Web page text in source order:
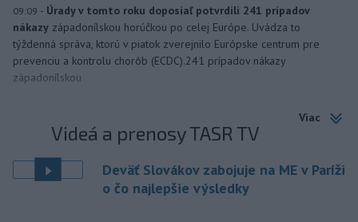
09:09 - Úrady v tomto roku doposiaľ potvrdili 241 prípadov
nákazy západonílskou horúčkou po celej Európe. Uvádza to
týždenná správa, ktorú v piatok zverejnilo Európske centrum pre
prevenciu a kontrolu chorôb (ECDC).241 prípadov nákazy
západonílskou
Viac
Videá a prenosy TASR TV
Deväť Slovákov zabojuje na ME v Paríži
o čo najlepšie výsledky